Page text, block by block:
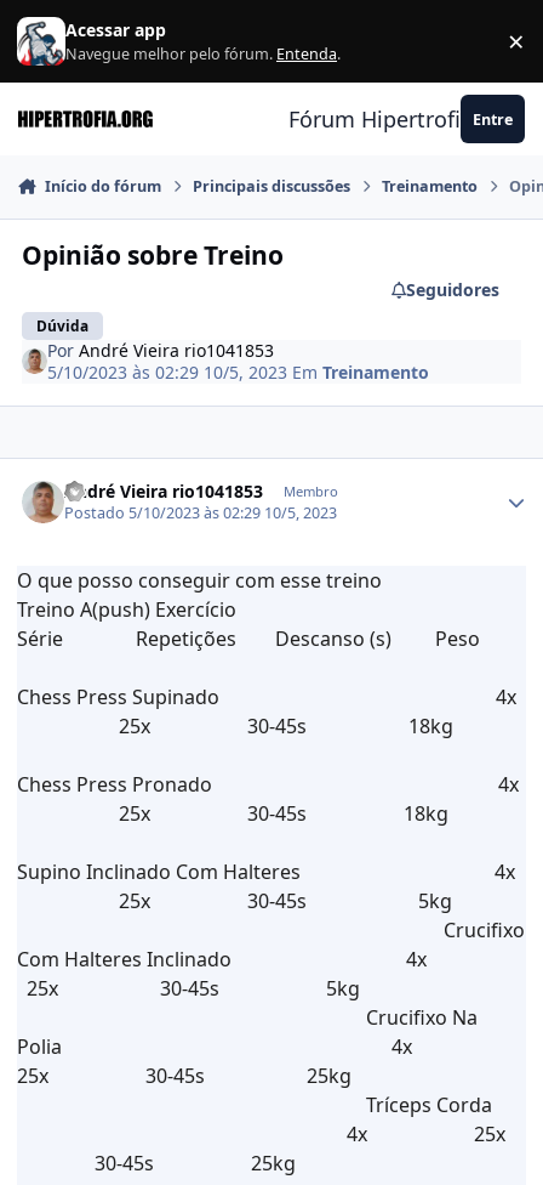
Ir para conteúdo
Acessar app
Navegue melhor pelo fórum. Entenda. ×
Fórum Hipertrofia.org
Entre
Início do fórum Principais discussões Treinamento
Opinião sobre Treino
Dúvida
Seguidores
PorAndré Vieira rio1041853
5/10/2023 às 02:29 10/5, 2023 EmTreinamento
André Vieira rio1041853 Membro
Postado 5/10/2023 às 02:29 10/5, 2023
O que posso conseguir com esse treino
Treino A(push) Exercício
Série Repetições Descanso (s) Peso
Chess Press Supinado 4x
25x 30-45s 18kg
Chess Press Pronado 4x
25x 30-45s 18kg
Supino Inclinado Com Halteres 4x
25x 30-45s 5kg
Crucifixo
Com Halteres Inclinado 4x
25x 30-45s 5kg
Crucifixo Na
Polia 4x
25x 30-45s 25kg
Tríceps Corda
4x 25x
30-45s 25kg